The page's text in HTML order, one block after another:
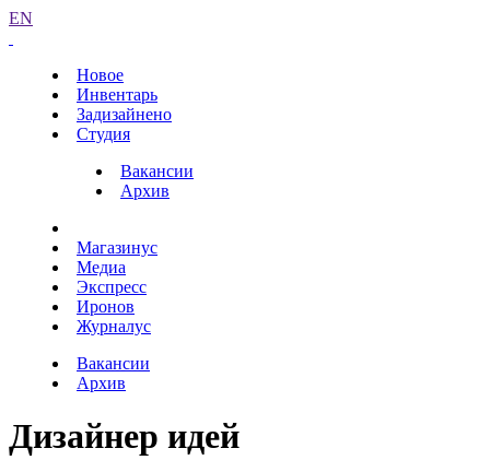
EN
Новое
Инвентарь
Задизайнено
Студия
Вакансии
Архив
Магазинус
Медиа
Экспресс
Иронов
Журналус
Вакансии
Архив
Дизайнер идей